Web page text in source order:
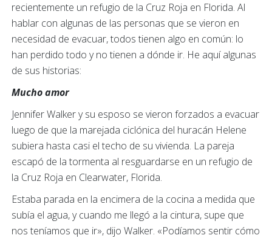
recientemente un refugio de la Cruz Roja en Florida. Al
hablar con algunas de las personas que se vieron en
necesidad de evacuar, todos tienen algo en común: lo
han perdido todo y no tienen a dónde ir. He aquí algunas
de sus historias:
Mucho amor
Jennifer Walker y su esposo se vieron forzados a evacuar
luego de que la marejada ciclónica del huracán Helene
subiera hasta casi el techo de su vivienda. La pareja
escapó de la tormenta al resguardarse en un refugio de
la Cruz Roja en Clearwater, Florida.
Estaba parada en la encimera de la cocina a medida que
subía el agua, y cuando me llegó a la cintura, supe que
nos teníamos que ir», dijo Walker. «Podíamos sentir cómo